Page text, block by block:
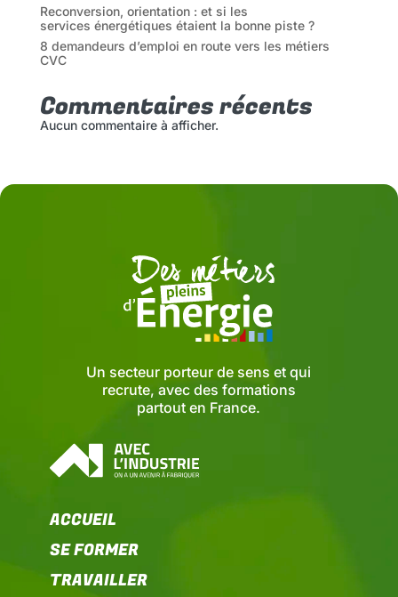
Reconversion, orientation : et si les
services énergétiques étaient la bonne piste ?
8 demandeurs d’emploi en route vers les métiers
CVC
Commentaires récents
Aucun commentaire à afficher.
Un secteur porteur de sens et qui
recrute, avec des formations
partout en France.
ACCUEIL
SE FORMER
TRAVAILLER